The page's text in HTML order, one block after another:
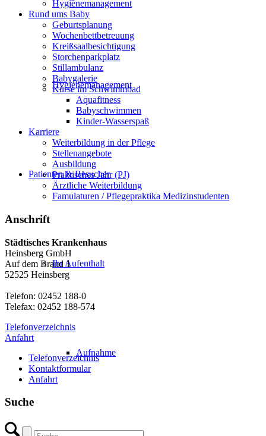
Hygienemanagement
Patienten & Besucher
Ihr Aufenthalt
Aufnahme
Hygienemanagement
Rund ums Baby
Geburtsplanung
Wochenbettbetreuung
Kreißsaalbesichtigung
Storchenparkplatz
Stillambulanz
Babygalerie
Kurse im Schwimmbad
Aquafitness
Babyschwimmen
Kinder-Wasserspaß
Karriere
Weiterbildung in der Pflege
Stellenangebote
Ausbildung
Praktisches Jahr (PJ)
Ärztliche Weiterbildung
Famulaturen / Pflegepraktika Medizinstudenten
Anschrift
Städtisches Krankenhaus
Heinsberg GmbH
Auf dem Brand 1
52525 Heinsberg
Telefon: 02452 188-0
Telefax: 02452 188-574
Telefonverzeichnis
Anfahrt
Telefonverzeichnis
Kontaktformular
Anfahrt
Suche